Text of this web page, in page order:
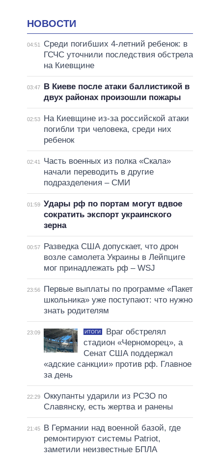
НОВОСТИ
04:51
Среди погибших 4-летний ребенок: в
ГСЧС уточнили последствия обстрела
на Киевщине
03:47
В Киеве после атаки баллистикой в
двух районах произошли пожары
02:53
На Киевщине из-за российской атаки
погибли три человека, среди них
ребенок
02:41
Часть военных из полка «Скала»
начали переводить в другие
подразделения – СМИ
01:59 Удары рф по портам могут вдвое
сократить экспорт украинского
зерна
00:57
Разведка США допускает, что дрон
возле самолета Украины в Лейпциге
мог принадлежать рф – WSJ
23:56
Первые выплаты по программе «Пакет
школьника» уже поступают: что нужно
знать родителям
23:09 ИТОГИ
Враг обстрелял
стадион «Черноморец», а
Сенат США поддержал
«адские санкции» против рф. Главное
за день
22:29 Оккупанты ударили из РСЗО по
Славянску, есть жертва и ранены
21:45
В Германии над военной базой, где
ремонтируют системы Patriot,
заметили неизвестные БПЛА